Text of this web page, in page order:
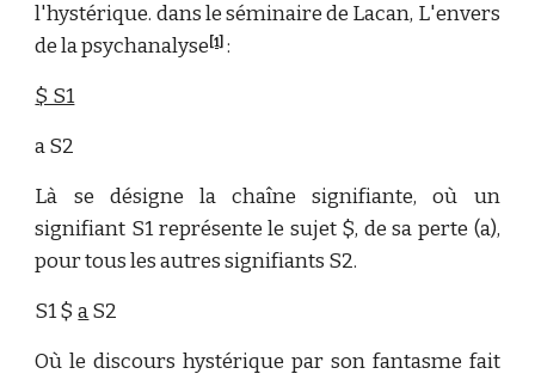
l'hystérique. dans le séminaire de Lacan, L'envers
de la psychanalyse [1] :
$ S1
a S2
Là se désigne la chaîne signifiante, où un
signifiant S1 représente le sujet $, de sa perte (a),
pour tous les autres signifiants S2.
S1 $aS2
Où le discours hystérique par son fantasme fait